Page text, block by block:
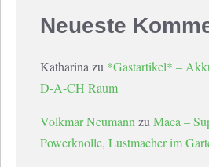
Neueste
Katharinazu *Gastartikel* –
D-A-CH Raum
Volkmar NeumannzuMaca –
Powerknolle, Lustmacher im